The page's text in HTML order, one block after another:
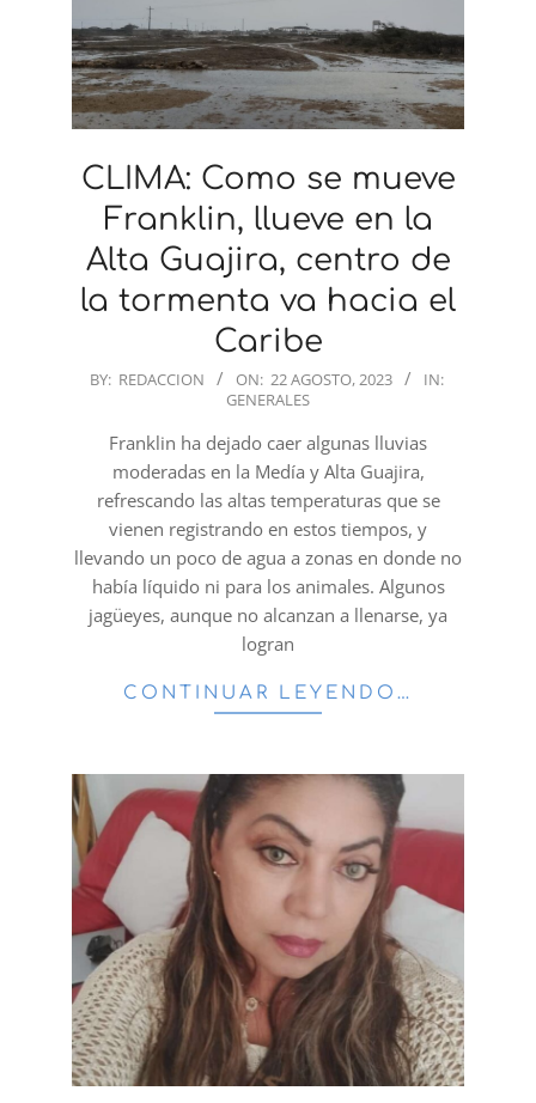
CLIMA: Como se mueve
Franklin, llueve en la
Alta Guajira, centro de
la tormenta va hacia el
Caribe
2023-
BY: REDACCION ON: 22 AGOSTO, 2023
IN:
GENERALES
Franklin ha dejado caer algunas lluvias
moderadas en la Medía y Alta Guajira,
refrescando las altas temperaturas que se
vienen registrando en estos tiempos, y
llevando un poco de agua a zonas en donde no
había líquido ni para los animales. Algunos
jagüeyes, aunque no alcanzan a llenarse, ya
logran
CONTINUAR LEYENDO…